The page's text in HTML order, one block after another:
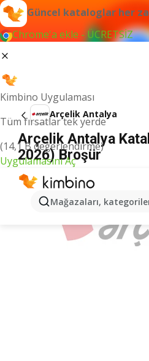
Güncel kataloglar her
Chrome'a ekle - ÜCRETSİZ
Kimbino Uygulaması
Tüm fırsatlar tek yerde
(14,1 B değerlendirme)
Uygulamasını Aç
Mağazaları,
Arçelik Antalya
Arçelik Antalya
2026) Broşür